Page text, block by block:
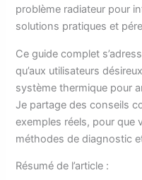
problème radiateur pour
solutions pratiques et
Ce guide complet
qu’aux utilisateurs
système thermique pour
Je partage des conseils
exemples réels, pour que
méthodes de diagnostic
Résumé de l’article :